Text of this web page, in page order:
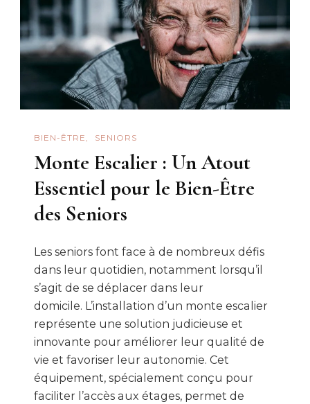
BIEN-ÊTRE SENIORS
Monte Escalier : Un Atout
Essentiel pour le Bien-Être
des Seniors
Les seniors font face à de nombreux défis
dans leur quotidien, notamment lorsqu’il
s’agit de se déplacer dans leur
domicile. L’installation d’un monte escalier
représente une solution judicieuse et
innovante pour améliorer leur qualité de
vie et favoriser leur autonomie. Cet
équipement, spécialement conçu pour
faciliter l’accès aux étages, permet de